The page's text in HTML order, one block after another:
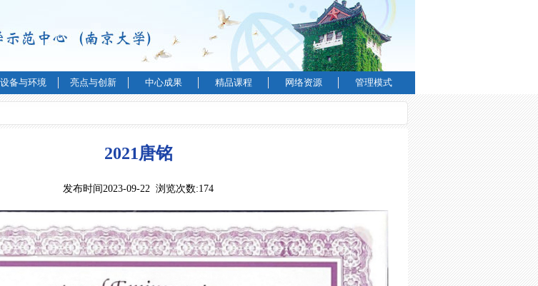
设备与环境 亮点与创新 中心成果 精品课程 网络资源 管理模式
2021唐铭
发布时间2023-09-22 浏览次数:174